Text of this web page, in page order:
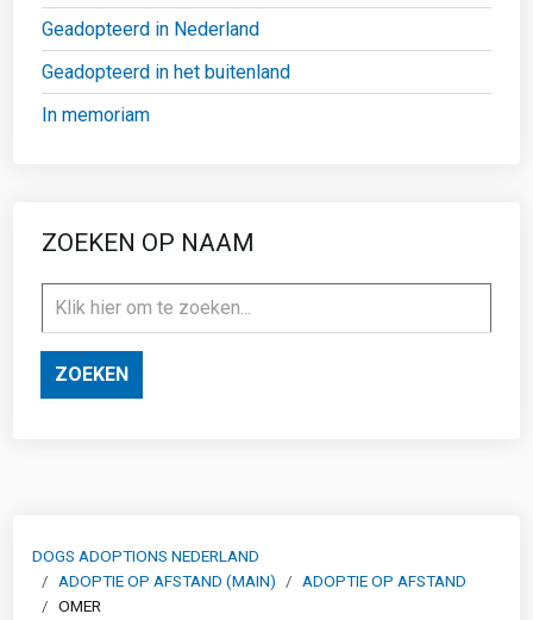
Geadopteerd in Nederland
Geadopteerd in het buitenland
In memoriam
ZOEKEN OP NAAM
ZOEKEN
DOGS ADOPTIONS NEDERLAND
ADOPTIE OP AFSTAND (MAIN)
ADOPTIE OP AFSTAND
OMER